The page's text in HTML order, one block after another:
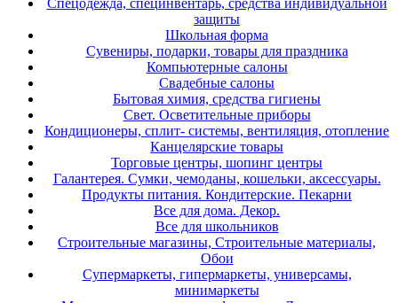
защиты
Школьная форма
Сувениры, подарки, товары для праздника
Компьютерные салоны
Свадебные салоны
Бытовая химия, средства гигиены
Свет. Осветительные приборы
Кондиционеры, сплит- системы, вентиляция, отопление
Канцелярские товары
Торговые центры, шопинг центры
Галантерея. Сумки, чемоданы, кошельки, аксессуары.
Продукты питания. Кондитерские. Пекарни
Все для дома. Декор.
Все для школьников
Строительные магазины, Строительные материалы,
Обои
Супермаркеты, гипермаркеты, универсамы,
минимаркеты